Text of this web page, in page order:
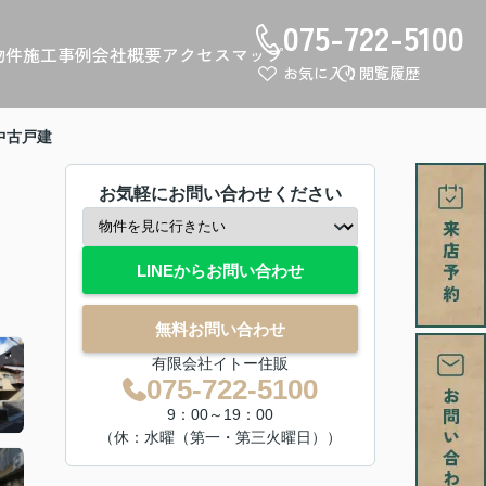
施工事例会社概要アクセスマップ075-722-5100
お気に入り 閲覧履歴
古戸建
お気軽にお問い合わせください
LINEからお問い合わせ
無料お問い合わせ
有限会社イトー住販
075-722-5100
9：00～19：00
（休：水曜（第一・第三火曜日））